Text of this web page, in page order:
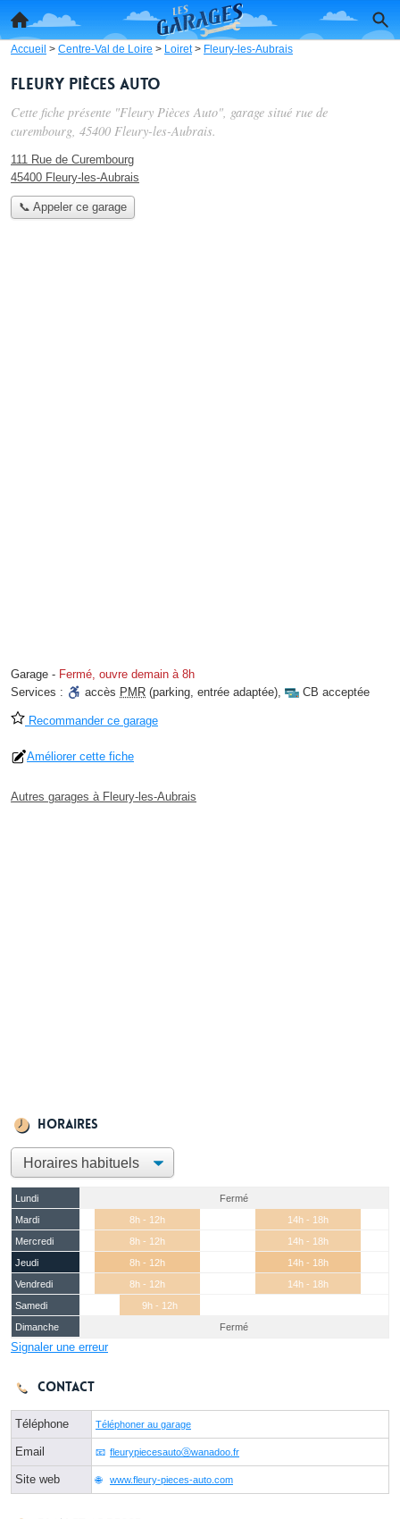
Accueil > Centre-Val de Loire > Loiret> Fleury-les-Aubrais
Fleury Pièces Auto
Cette fiche présente "Fleury Pièces Auto", garage situé rue de
curembourg, 45400 Fleury-les-Aubrais.
111 Rue de Curembourg
45400 Fleury-les-Aubrais
📞 Appeler ce garage
Garage - Fermé, ouvre demain à 8h
Services :
accès PMR (parking, entrée adaptée), CB acceptée
Recommander ce garage
Améliorer cette fiche
Autres garages à Fleury-les-Aubrais
Horaires
Lundi
Fermé
Mardi
8h - 12h
14h - 18h
Mercredi
8h - 12h
14h - 18h
Jeudi
8h - 12h
14h - 18h
Vendredi
8h - 12h
14h - 18h
Samedi
9h - 12h
Dimanche
Fermé
Signaler une erreur
Contact
Téléphone Téléphoner au garage
Email fleurypiecesautoⓐwanadoo.fr
Site web www.fleury-pieces-auto.com